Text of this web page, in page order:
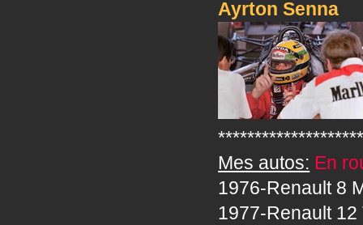
Ayrton Senna
Mes autos: En
1976-Renault 8
1977-Renault 12